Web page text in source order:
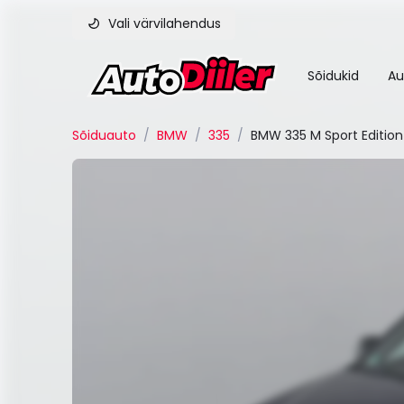
Vali värvilahendus
Sõidukid
Sõiduauto / BMW / 335 / BMW 335 M Sport